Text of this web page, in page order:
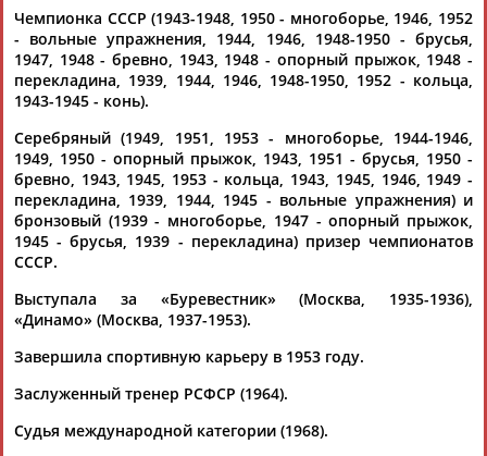
Флюра
БУЛАТОВА
Татьяна
АББЯСОВА
Акжана
Чемпионка СССР (1943-1948, 1950 - многоборье, 1946, 1952
- вольные упражнения, 1944, 1946, 1948-1950 - брусья,
1947, 1948 - бревно, 1943, 1948 - опорный прыжок, 1948 -
перекладина, 1939, 1944, 1946, 1948-1950, 1952 - кольца,
1943-1945 - конь).
Серебряный (1949, 1951, 1953 - многоборье, 1944-1946,
1949, 1950 - опорный прыжок, 1943, 1951 - брусья, 1950 -
бревно, 1943, 1945, 1953 - кольца, 1943, 1945, 1946, 1949 -
перекладина, 1939, 1944, 1945 - вольные упражнения) и
бронзовый (1939 - многоборье, 1947 - опорный прыжок,
1945 - брусья, 1939 - перекладина) призер чемпионатов
СССР.
Выступала за «Буревестник» (Москва, 1935-1936),
«Динамо» (Москва, 1937-1953).
Завершила спортивную карьеру в 1953 году.
Заслуженный тренер РСФСР (1964).
Судья международной категории (1968).